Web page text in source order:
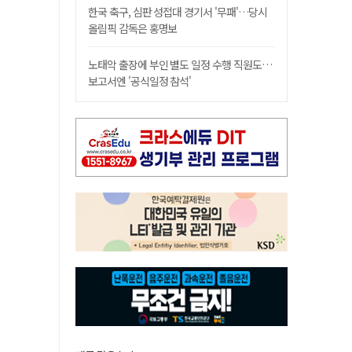
한국 축구, 심판 성접대 경기서 '무패'…당시
올림픽 감독은 홍명보
노태악 출장에 부인 별도 일정 수행 직원도…
보고서엔 '공식일정 참석'